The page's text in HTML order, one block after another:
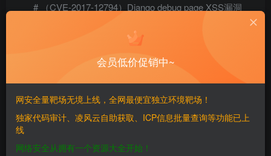
# （CVE-2017-12794）Django debug page XSS漏洞
————
Django 发布了新版本1.11.5，修复了500页面中可能存
在的一个 XSS 漏洞
会员低价促销中~
网安全量靶场无境上线，全网最便宜独立环境靶场！
独家代码审计、凌风云自助获取、ICP信息批量查询等功能已上
线
网络安全从拥有一个资源大全开始！